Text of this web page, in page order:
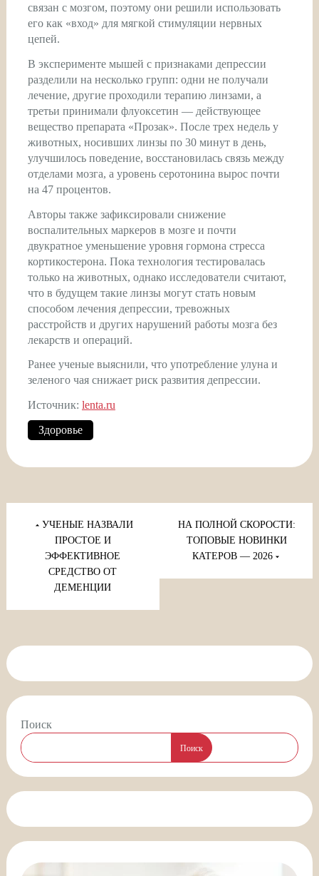
связан с мозгом, поэтому они решили использовать
его как «вход» для мягкой стимуляции нервных
цепей.
В эксперименте мышей с признаками депрессии
разделили на несколько групп: одни не получали
лечение, другие проходили терапию линзами, а
третьи принимали флуоксетин — действующее
вещество препарата «Прозак». После трех недель у
животных, носивших линзы по 30 минут в день,
улучшилось поведение, восстановилась связь между
отделами мозга, а уровень серотонина вырос почти
на 47 процентов.
Авторы также зафиксировали снижение
воспалительных маркеров в мозге и почти
двукратное уменьшение уровня гормона стресса
кортикостерона. Пока технология тестировалась
только на животных, однако исследователи считают,
что в будущем такие линзы могут стать новым
способом лечения депрессии, тревожных
расстройств и других нарушений работы мозга без
лекарств и операций.
Ранее ученые выяснили, что употребление улуна и
зеленого чая снижает риск развития депрессии.
Источник: lenta.ru
Здоровье
Навигация
записям
УЧЕНЫЕ НАЗВАЛИ
ПРОСТОЕ И
ЭФФЕКТИВНОЕ
СРЕДСТВО ОТ
ДЕМЕНЦИИ
НА ПОЛНОЙ СКОРОСТИ:
ТОПОВЫЕ НОВИНКИ
КАТЕРОВ — 2026
Поиск
Поиск